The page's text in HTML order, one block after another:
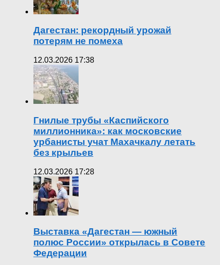
Дагестан: рекордный урожай
потерям не помеха
12.03.2026 17:38
Гнилые трубы «Каспийского
миллионника»: как московские
урбанисты учат Махачкалу летать
без крыльев
12.03.2026 17:28
Выставка «Дагестан — южный
полюс России» открылась в Совете
Федерации